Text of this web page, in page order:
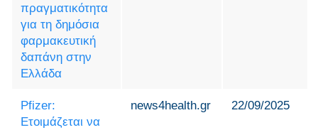
πραγματικότητα
για τη δημόσια
φαρμακευτική
δαπάνη στην
Ελλάδα
Pfizer:
Ετοιμάζεται να
news4health.gr 22/09/2025